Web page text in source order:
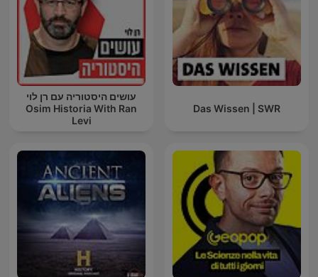
עושים היסטוריה עם רן לוי
Osim Historia With Ran
Levi
Das Wissen | SWR